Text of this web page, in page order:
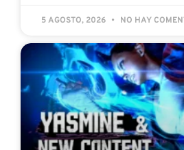
5 AGOSTO, 2026 NO HAY